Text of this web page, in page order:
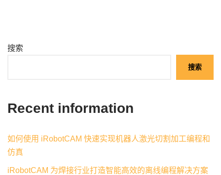
搜索
搜索
Recent information
如何使用 iRobotCAM 快速实现机器人激光切割加工编程和
仿真
iRobotCAM 为焊接行业打造智能高效的离线编程解决方案